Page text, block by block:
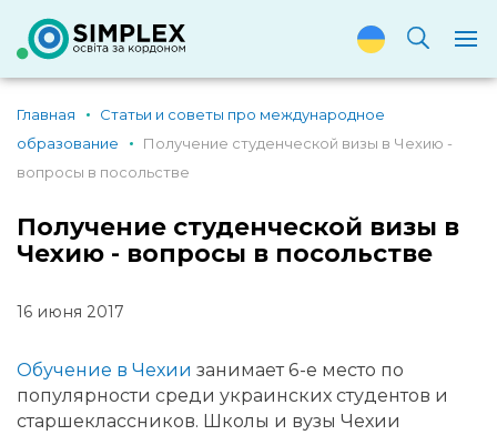
Главная
Статьи и советы про международное
образование
Получение студенческой визы в Чехию -
вопросы в посольстве
Получение студенческой визы в
Чехию - вопросы в посольстве
16 июня 2017
Обучение в Чехии занимает 6-е место по
популярности среди украинских студентов и
старшеклассников. Школы и вузы Чехии